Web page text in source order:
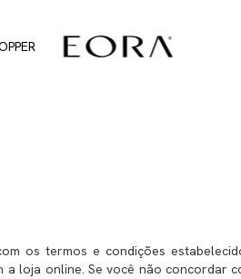
os termos e condições
loja online. Se você não